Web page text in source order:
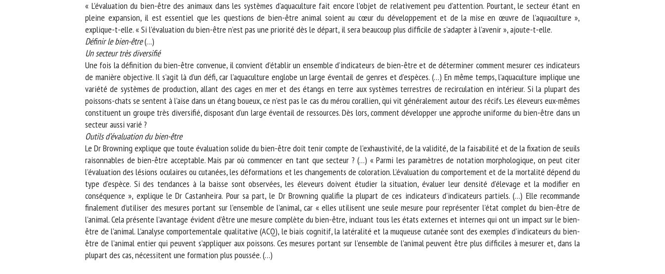
« L’évaluation du bien-être des animaux dans les systèmes d’aquaculture fait encore l’objet de relativement peu d’attention. Pourtant, le secteur étant en
pleine expansion, il est essentiel que les questions de bien-être animal soient au cœur du développement et de la mise en œuvre de l’aquaculture »,
explique-t-elle. « Si l’évaluation du bien-être n’est pas une priorité dès le départ, il sera beaucoup plus difficile de s’adapter à l’avenir », ajoute-t-elle.
Définir le bien-être(…)
Un secteur très diversifié
Une fois la définition du bien-être convenue, il convient d’établir un ensemble d’indicateurs de bien-être et de déterminer comment mesurer ces indicateurs
de manière objective. Il s’agit là d’un défi, car l’aquaculture englobe un large éventail de genres et d’espèces. (…) En même temps, l’aquaculture implique une
variété de systèmes de production, allant des cages en mer et des étangs en terre aux systèmes terrestres de recirculation en intérieur. Si la plupart des
poissons-chats se sentent à l’aise dans un étang boueux, ce n’est pas le cas du mérou corallien, qui vit généralement autour des récifs. Les éleveurs eux-mêmes
constituent un groupe très diversifié, disposant d’un large éventail de ressources. Dès lors, comment développer une approche uniforme du bien-être dans un
secteur aussi varié ?
Outils d’évaluation du bien-être
Le Dr Browning explique que toute évaluation solide du bien-être doit tenir compte de l’exhaustivité, de la validité, de la faisabilité et de la fixation de seuils
raisonnables de bien-être acceptable. Mais par où commencer en tant que secteur ? (…) « Parmi les paramètres de notation morphologique, on peut citer
l’évaluation des lésions oculaires ou cutanées, les déformations et les changements de coloration. L’évaluation du comportement et de la mortalité dépend du
type d’espèce. Si des tendances à la baisse sont observées, les éleveurs doivent étudier la situation, évaluer leur densité d’élevage et la modifier en
conséquence », explique le Dr Castanheira. Pour sa part, le Dr Browning qualifie la plupart de ces indicateurs d’indicateurs partiels. (…) Elle recommande
finalement d’utiliser des mesures portant sur l’ensemble de l’animal, car « elles utilisent une seule mesure pour représenter l’état complet du bien-être de
l’animal. Cela présente l’avantage évident d’être une mesure complète du bien-être, incluant tous les états externes et internes qui ont un impact sur le bien-
être de l’animal. L’analyse comportementale qualitative (ACQ), le biais cognitif, la latéralité et la muqueuse cutanée sont des exemples d’indicateurs du bien-
être de l’animal entier qui peuvent s’appliquer aux poissons. Ces mesures portant sur l’ensemble de l’animal peuvent être plus difficiles à mesurer et, dans la
plupart des cas, nécessitent une formation plus poussée. (…)